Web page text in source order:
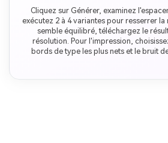
Cliquez sur Générer, examinez
exécutez 2 à 4 variantes pour resserrer la
semble équilibré, téléchargez le
résolution. Pour l'impression,
bords de type les plus nets et le bruit